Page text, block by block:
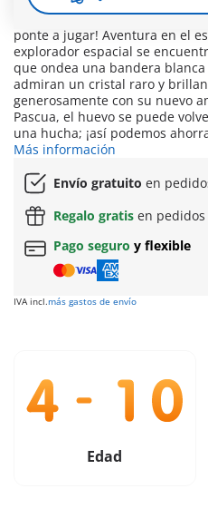
las dos mitades del huevo.
ponte a jugar! Aventura en el espacio: en un planeta lejano, el
explorador espacial se
que ondea una bandera blanca
admiran un cristal raro y
generosamente con su nuevo amigo
Pascua, el huevo se puede
una hucha; ¡así podemos
Más información
Envío gratuito en
Regalo gratis en
Pago seguro y flexible
IVA incl.más gastos de envío
Edad